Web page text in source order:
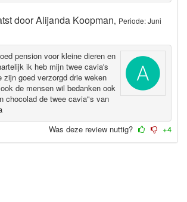
doorAlijanda Koopman, Periode: Juni
pension voor kleine dieren en
ik heb mijn twee cavia's
zijn goed verzorgd drie weken
de mensen wil bedanken ook
chocolad de twee cavia"s van
Was deze review nuttig?
+4